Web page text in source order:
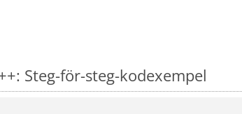
Steg-för-steg-kodexempel